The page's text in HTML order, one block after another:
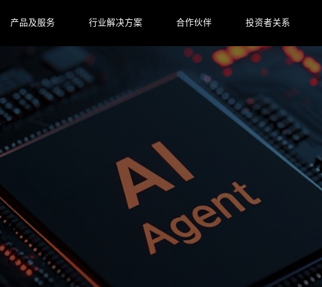
产品及服务 行业解决方案 合作伙伴 投资者关系